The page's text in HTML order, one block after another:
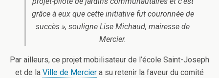
grâce à eux que cette initiative fut couronnée de
succès », souligne Lise Michaud, mairesse de
Mercier.
Par ailleurs, ce projet mobilisateur de l’école Saint-Joseph
et de la Ville de Mercier a su retenir la faveur du comité